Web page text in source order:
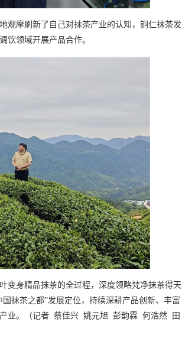
观摩刷新了自己对抹茶产业的认知，铜仁抹茶发
饮领域开展产品合作。
变身精品抹茶的全过程，深度领略梵净抹茶得天
抹茶之都”发展定位，持续深耕产品创新、丰富
业。（记者 蔡佳兴 姚元旭 彭韵霖 何浩然 田